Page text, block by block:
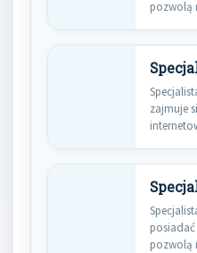
pozwolą
zajmuje
pozwolą